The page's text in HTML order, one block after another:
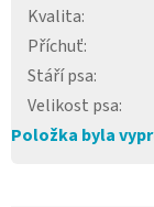
Kvalita:
Příchuť:
Stáří psa:
Velikost psa:
Položka byla